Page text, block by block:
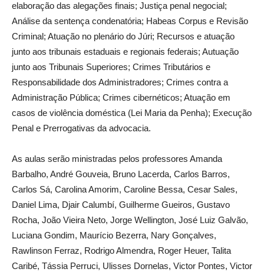
elaboração das alegações finais; Justiça penal negocial;
Análise da sentença condenatória; Habeas Corpus e Revisão
Criminal; Atuação no plenário do Júri; Recursos e atuação
junto aos tribunais estaduais e regionais federais; Autuação
junto aos Tribunais Superiores; Crimes Tributários e
Responsabilidade dos Administradores; Crimes contra a
Administração Pública; Crimes cibernéticos; Atuação em
casos de violência doméstica (Lei Maria da Penha); Execução
Penal e Prerrogativas da advocacia.
As aulas serão ministradas pelos professores Amanda
Barbalho, André Gouveia, Bruno Lacerda, Carlos Barros,
Carlos Sá, Carolina Amorim, Caroline Bessa, Cesar Sales,
Daniel Lima, Djair Calumbí, Guilherme Gueiros, Gustavo
Rocha, João Vieira Neto, Jorge Wellington, José Luiz Galvão,
Luciana Gondim, Maurício Bezerra, Nary Gonçalves,
Rawlinson Ferraz, Rodrigo Almendra, Roger Heuer, Talita
Caribé, Tássia Perruci, Ulisses Dornelas, Victor Pontes, Victor